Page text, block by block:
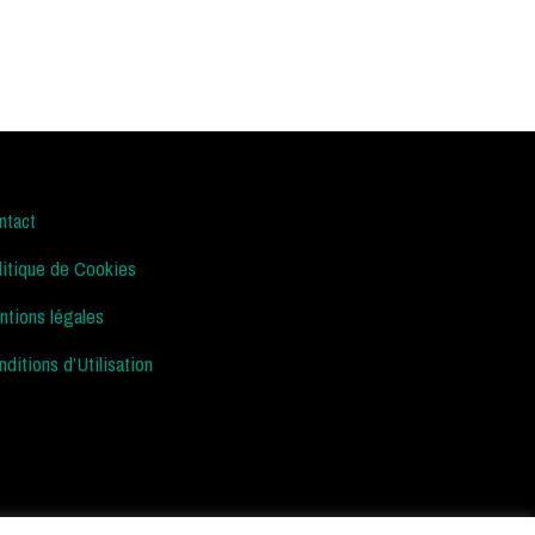
de Cookies
légales
d’Utilisation